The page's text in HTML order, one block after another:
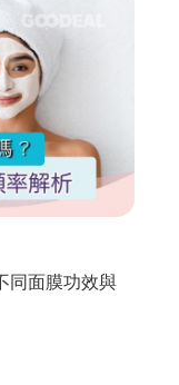
同面膜功效與